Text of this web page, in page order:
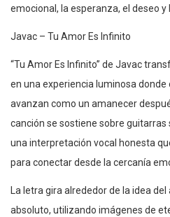
emocional, la esperanza, el deseo y
Javac – Tu Amor Es Infinito
“Tu Amor Es Infinito” de Javac
en una experiencia luminosa donde
avanzan como un amanecer
canción se sostiene sobre guitarras
una interpretación vocal honesta
para conectar desde la cercanía
La letra gira alrededor de la idea
absoluto, utilizando imágenes de